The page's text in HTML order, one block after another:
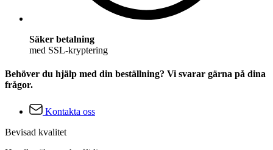
Säker betalning
med SSL-kryptering
Behöver du hjälp med din beställning? Vi svarar gärna på dina
frågor.
Kontakta oss
Bevisad kvalitet